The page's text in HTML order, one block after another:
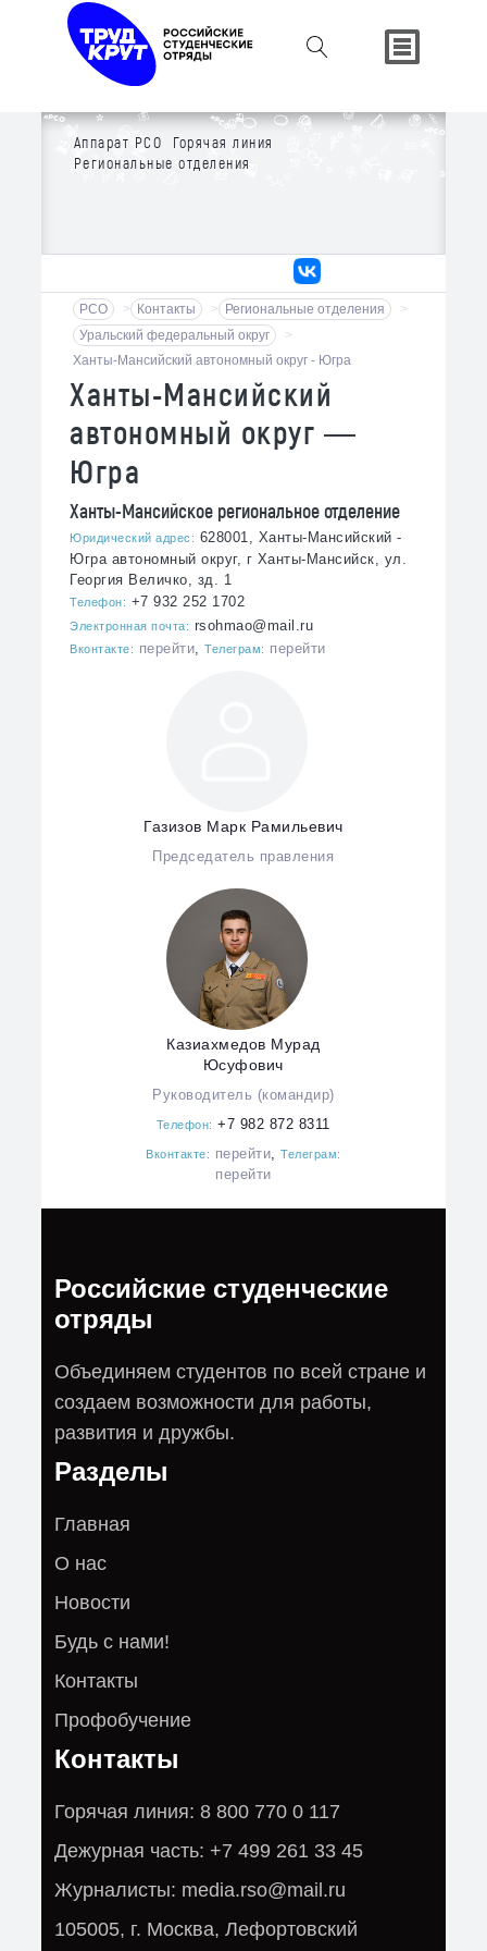
Аппарат РСО
Горячая линия
Региональные отделения
РСО > Контакты > Региональные отделения
>
Уральский федеральный округ
>
Ханты-Мансийский автономный округ - Югра
Ханты-Мансийский
автономный округ —
Югра
Ханты-Мансийское региональное отделение
Юридический адрес: 628001, Ханты-Мансийский -
Югра автономный округ, г Ханты-Мансийск, ул.
Георгия Величко, зд. 1
Телефон: +7 932 252 1702
Электронная почта: rsohmao@mail.ru
Вконтакте: перейти ,Телеграм: перейти
Газизов Марк Рамильевич
Председатель правления
Казиахмедов Мурад
Юсуфович
Руководитель (командир)
Телефон: +7 982 872 8311
Вконтакте: перейти,Телеграм:
перейти
Российские студенческие
отряды
Объединяем студентов по всей стране и
создаем возможности для работы,
развития и дружбы.
Разделы
Главная
О нас
Новости
Будь с нами!
Контакты
Профобучение
Контакты
Горячая линия: 8 800 770 0 117
Дежурная часть: +7 499 261 33 45
Журналисты: media.rso@mail.ru
105005, г. Москва, Лефортовский